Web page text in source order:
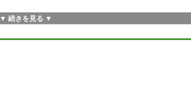
▼ 続きを見る ▼